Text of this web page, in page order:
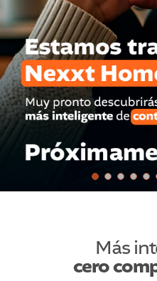
Fi,
concebidos
para
un
hogar
totalmente
conectado.
Más
cero